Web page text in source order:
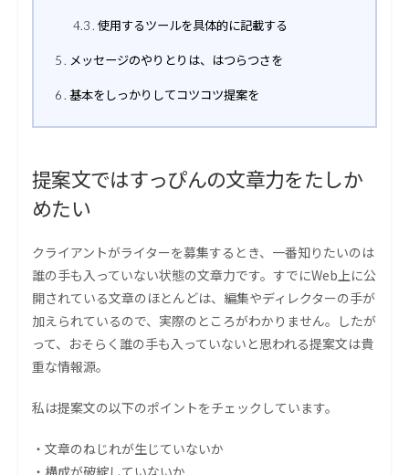
4.3 使用するツールを具体的に記載する
5 メッセージのやりとりは、はつらつさを
6 基本をしっかりしてコツコツ提案を
提案文ではすっぴんの文章力をたしか
めたい
クライアントがライターを募集するとき、一番知りたいのは
誰の手も入っていない状態の文章力です。すでにWeb上に公
開されている文章のほとんどは、編集やディレクターの手が
加えられているので、実際のところがわかりません。したが
って、おそらく誰の手も入っていないと思われる提案文は貴
重な情報源。
私は提案文の以下のポイントをチェックしています。
・文章のねじれが生じていないか
・構成が破綻していないか